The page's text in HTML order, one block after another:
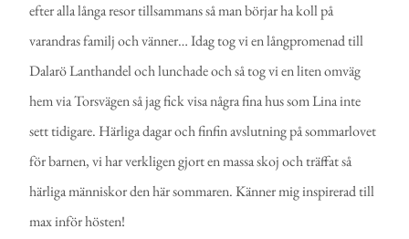
efter alla långa resor tillsammans så man börjar ha koll på
varandras familj och vänner… Idag tog vi en långpromenad till
Dalarö Lanthandel och lunchade och så tog vi en liten omväg
hem via Torsvägen så jag fick visa några fina hus som Lina inte
sett tidigare. Härliga dagar och finfin avslutning på sommarlovet
för barnen, vi har verkligen gjort en massa skoj och träffat så
härliga människor den här sommaren. Känner mig inspirerad till
max inför hösten!